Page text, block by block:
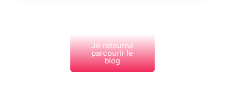
Je retourne
parcourir le
blog